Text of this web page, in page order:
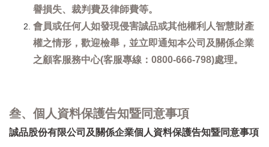
譽損失、裁判費及律師費等。
會員或任何人如發現侵害誠品或其他權利人智慧財產
權之情形，歡迎檢舉，並立即通知本公司及關係企業
之顧客服務中心(客服專線：0800-666-798)處理。
叁、個人資料保護告知暨同意事項
誠品股份有限公司及關係企業個人資料保護告知暨同意事項